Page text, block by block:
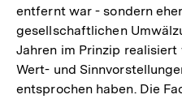
entfernt war - sondern
gesellschaftlichen
Jahren im Prinzip
Wert- und
entsprochen haben. Die